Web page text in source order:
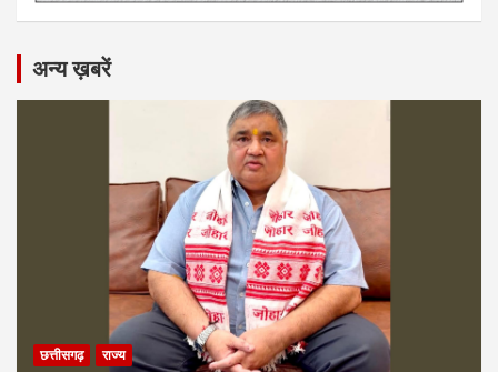
अन्य ख़बरें
छत्तीसगढ़ राज्य